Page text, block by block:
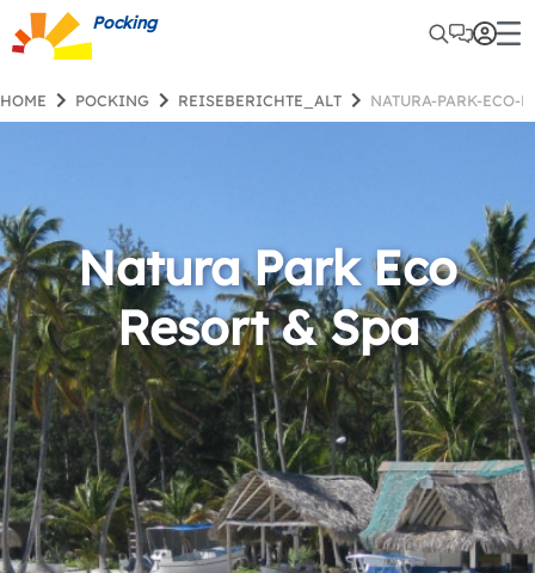
Pocking
HOME POCKING REISEBERICHTE_ALT NATURA-PARK-ECO-
Natura Park Eco
Resort & Spa